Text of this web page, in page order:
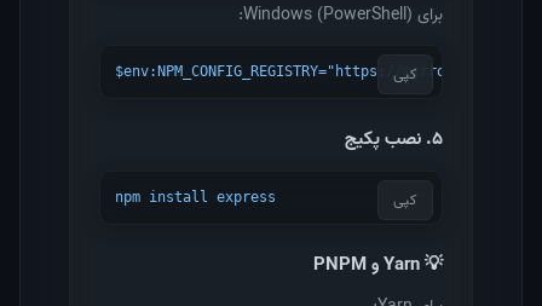
برای Windows (PowerShell):
کپی
$env:NPM_CONFIG_REGISTRY="https://
۵. نصب پکیج
کپی npm install express
💡 Yarn و PNPM